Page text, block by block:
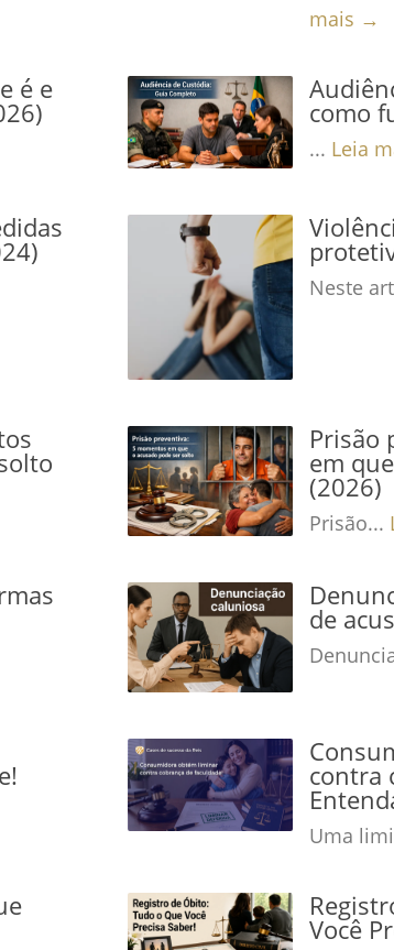
é e
mais →
como
... Leia
Neste
Prisão
em
(2026)
Prisão...
de
contra
Uma
Você